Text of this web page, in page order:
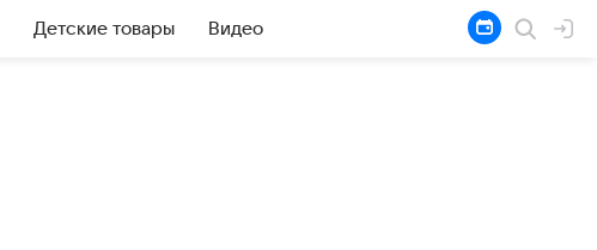
Детские товары Видео